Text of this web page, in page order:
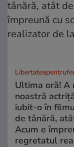
Ultima oră! A
noastră
iubit-o în
de tânără,
Acum e
regretatul